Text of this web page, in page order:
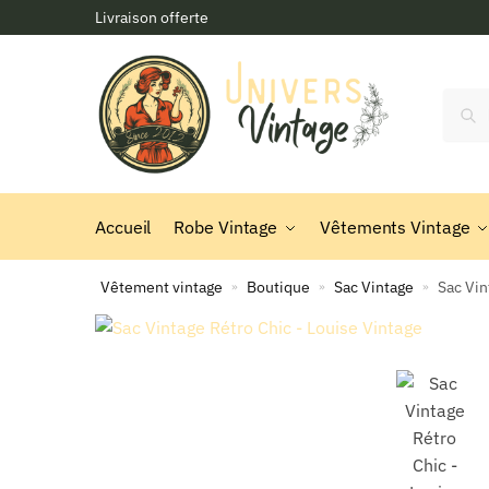
to
to
Livraison offerte
Accueil Robe Vintage Vêtements Vintage
Vêtement vintage » Boutique » Sac Vintage » Sac